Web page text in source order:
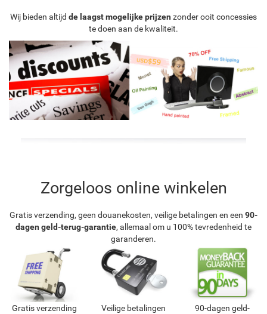
Wij bieden altijd de laagst mogelijke prijzen zonder ooit concessies
te doen aan de kwaliteit.
Zorgeloos online winkelen
Gratis verzending, geen douanekosten, veilige betalingen en een 90-
dagen geld-terug-garantie, allemaal om u 100% tevredenheid te
garanderen.
Gratis verzending
Veilige betalingen
90-dagen geld-